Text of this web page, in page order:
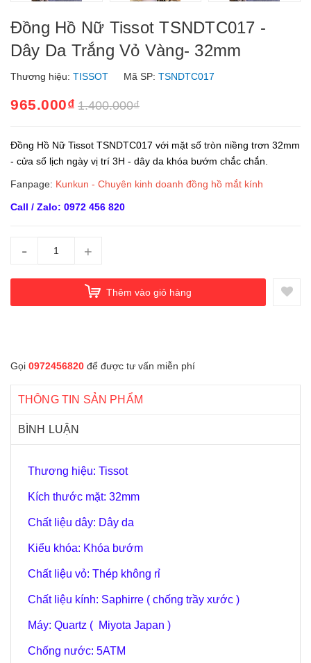
Đồng Hồ Nữ Tissot TSNDTC017 -
Dây Da Trắng Vỏ Vàng- 32mm
Thương hiệu: TISSOT Mã SP: TSNDTC017
965.000₫ 1.400.000₫
Đồng Hồ Nữ Tissot TSNDTC017 với mặt số tròn niềng trơn 32mm
- cửa sổ lịch ngày vị trí 3H - dây da khóa bướm chắc chắn.
Fanpage: Kunkun - Chuyên kinh doanh đồng hồ mắt kính
Call / Zalo: 0972 456 820
- +
Thêm vào giỏ hàng
Gọi 0972456820 để được tư vấn miễn phí
THÔNG TIN SẢN PHẨM
BÌNH LUẬN
Thương hiệu: Tissot
Kích thước mặt: 32mm
Chất liệu dây: Dây da
Kiểu khóa: Khóa bướm
Chất liệu vỏ: Thép không rỉ
Chất liệu kính: Saphirre ( chống trầy xước )
Máy: Quartz ( Miyota Japan )
Chống nước: 5ATM